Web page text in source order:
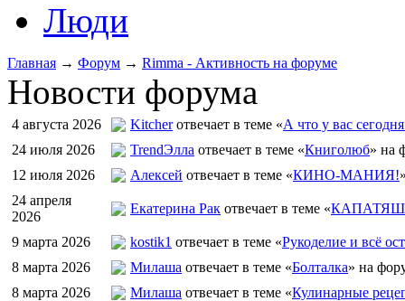
Люди
Главная → Форум → Rimma - Активность на форуме
Новости форума
4 августа 2026 Kitcherотвечает в теме «А что у вас
24 июля 2026
TrendЭлла отвечает в теме «Книголюб» на
12 июля 2026
Алексей отвечает в теме «КИНО-МАНИЯ!
24 апреля
2026
Екатерина Рак отвечает в теме «
9 марта 2026 kostik1 отвечает в теме «Рукоделие и всё
8 марта 2026
Милаша отвечает в теме «Болталка» на
8 марта 2026
Милаша отвечает в теме «Кулинарные